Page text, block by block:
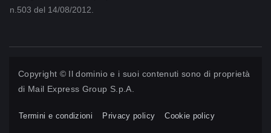
n.503 del 14/08/2012.
Copyright © Il dominio e i suoi contenuti sono di proprietà
di Mail Express Group S.p.A.
Termini e condizioni Privacy policy Cookie policy